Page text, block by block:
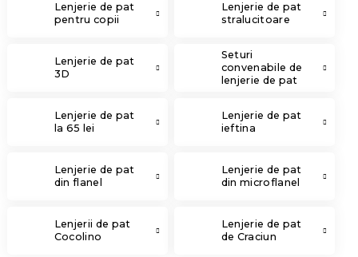
Lenjerie de pat
pentru copii
Lenjerie de pat
stralucitoare
Lenjerie de pat
3D
Seturi
convenabile de
lenjerie de pat
Lenjerie de pat
la 65 lei
Lenjerie de pat
ieftina
Lenjerie de pat
din flanel
Lenjerie de pat
din microflanel
Lenjerii de pat
Cocolino
Lenjerie de pat
de Craciun